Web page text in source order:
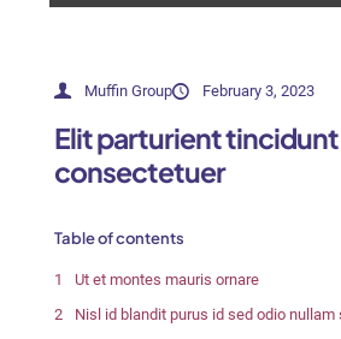
Muffin Group February 3, 2023
Elit parturient
consectetuer
Table of contents
Ut et montes mauris ornare
Nisl id blandit purus id sed odio